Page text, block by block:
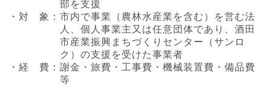
部を支援
・対 象：市内で事業（農林水産業を含む）を営む法
人、個人事業主又は任意団体であり、酒田
市産業振興まちづくりセンター（サンロ
ク）の支援を受けた事業者
・経 費：謝金・旅費・工事費・機械装置費・備品費
等